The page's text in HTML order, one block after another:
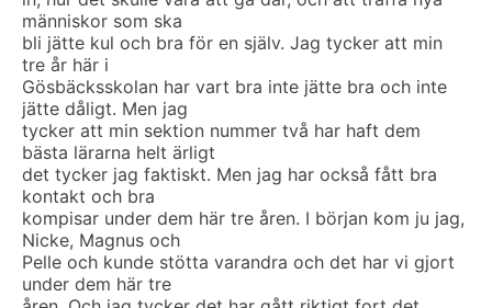
människor som ska
bli jätte kul och bra för en själv. Jag tycker att min
tre år här i
Gösbäcksskolan har vart bra inte jätte bra och inte
jätte dåligt. Men jag
tycker att min sektion nummer två har haft dem
bästa lärarna helt ärligt
det tycker jag faktiskt. Men jag har också fått bra
kontakt och bra
kompisar under dem här tre åren. I början kom ju jag,
Nicke, Magnus och
Pelle och kunde stötta varandra och det har vi gjort
under dem här tre